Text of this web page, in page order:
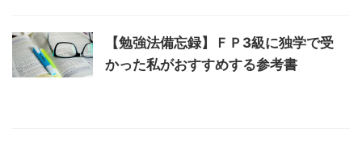
【勉強法備忘録】ＦＰ3級に独学で受
かった私がおすすめする参考書